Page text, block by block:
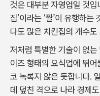
것은 대부분 자영업일 것
집’이라는 ‘짤’이 유행하
다도 많은 치킨집의 개수
저처럼 특별한 기술이 없
이즈 형태의 요식업에 뛰
코 녹록지 않은 듯합니다.
데 덮친 격으로 나라 경제